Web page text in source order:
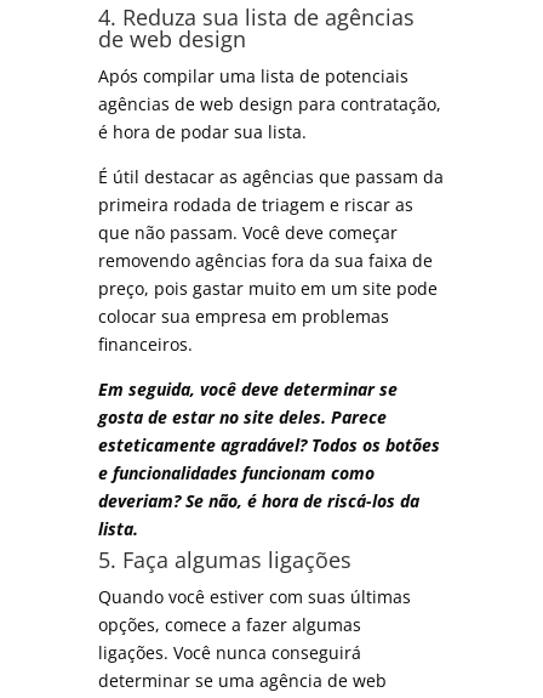
4. Reduza sua lista de agências
de web design
Após compilar uma lista de potenciais
agências de web design para contratação,
é hora de podar sua lista.
É útil destacar as agências que passam da
primeira rodada de triagem e riscar as
que não passam. Você deve começar
removendo agências fora da sua faixa de
preço, pois gastar muito em um site pode
colocar sua empresa em problemas
financeiros.
Em seguida, você deve determinar se
gosta de estar no site deles. Parece
esteticamente agradável? Todos os botões
e funcionalidades funcionam como
deveriam? Se não, é hora de riscá-los da
lista.
5. Faça algumas ligações
Quando você estiver com suas últimas
opções, comece a fazer algumas
ligações. Você nunca conseguirá
determinar se uma agência de web